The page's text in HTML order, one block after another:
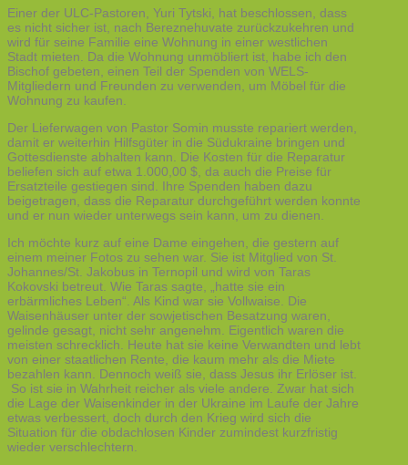
Einer der ULC-Pastoren, Yuri Tytski, hat beschlossen, dass
es nicht sicher ist, nach Bereznehuvate zurückzukehren und
wird für seine Familie eine Wohnung in einer westlichen
Stadt mieten. Da die Wohnung unmöbliert ist, habe ich den
Bischof gebeten, einen Teil der Spenden von WELS-
Mitgliedern und Freunden zu verwenden, um Möbel für die
Wohnung zu kaufen.
Der Lieferwagen von Pastor Somin musste repariert werden,
damit er weiterhin Hilfsgüter in die Südukraine bringen und
Gottesdienste abhalten kann. Die Kosten für die Reparatur
beliefen sich auf etwa 1.000,00 $, da auch die Preise für
Ersatzteile gestiegen sind. Ihre Spenden haben dazu
beigetragen, dass die Reparatur durchgeführt werden konnte
und er nun wieder unterwegs sein kann, um zu dienen.
Ich möchte kurz auf eine Dame eingehen, die gestern auf
einem meiner Fotos zu sehen war. Sie ist Mitglied von St.
Johannes/St. Jakobus in Ternopil und wird von Taras
Kokovski betreut. Wie Taras sagte, „hatte sie ein
erbärmliches Leben“. Als Kind war sie Vollwaise. Die
Waisenhäuser unter der sowjetischen Besatzung waren,
gelinde gesagt, nicht sehr angenehm. Eigentlich waren die
meisten schrecklich. Heute hat sie keine Verwandten und lebt
von einer staatlichen Rente, die kaum mehr als die Miete
bezahlen kann. Dennoch weiß sie, dass Jesus ihr Erlöser ist.
So ist sie in Wahrheit reicher als viele andere. Zwar hat sich
die Lage der Waisenkinder in der Ukraine im Laufe der Jahre
etwas verbessert, doch durch den Krieg wird sich die
Situation für die obdachlosen Kinder zumindest kurzfristig
wieder verschlechtern.